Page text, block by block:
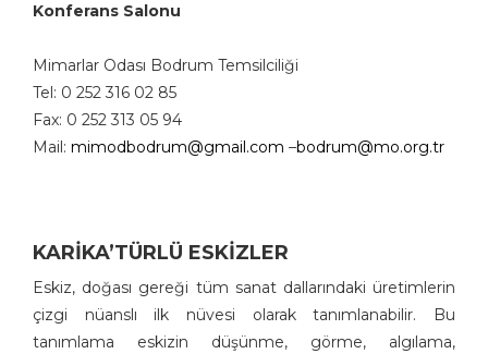
Konferans Salonu
Mimarlar Odası Bodrum Temsilciliği
Tel: 0 252 316 02 85
Fax: 0 252 313 05 94
Mail: mimodbodrum@gmail.com –bodrum@mo.org.tr
KARİKA’TÜRLÜ ESKİZLER
Eskiz, doğası gereği tüm sanat dallarındaki üretimlerin
çizgi nüanslı ilk nüvesi olarak tanımlanabilir. Bu
tanımlama eskizin düşünme, görme, algılama,